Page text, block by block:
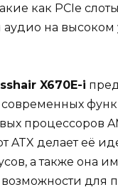
как PCIe
на высоком
X670E-i
процессоров
ATX делает её
а также она
для